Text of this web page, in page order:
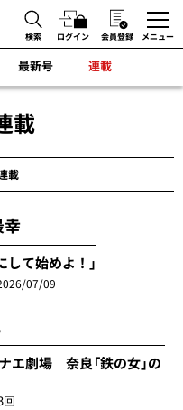
検索 ログイン 会員登録 メニュー
最新号 連載
載
載
して始めよ！」
07/09
エ劇場 奈良「鉄の女」の